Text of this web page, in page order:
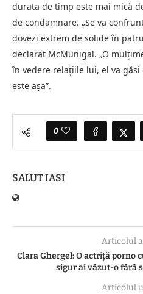
durata de timp este mai mică
de condamnare. „Se va
dovezi extrem de solide în
declarat McMunigal. „O
în vedere relațiile lui, el va găsi
este așa”.
0
SALUT IASI
Articolul
Clara Ghergel: O actriță porno
sigur ai văzut-o fără
Articolul